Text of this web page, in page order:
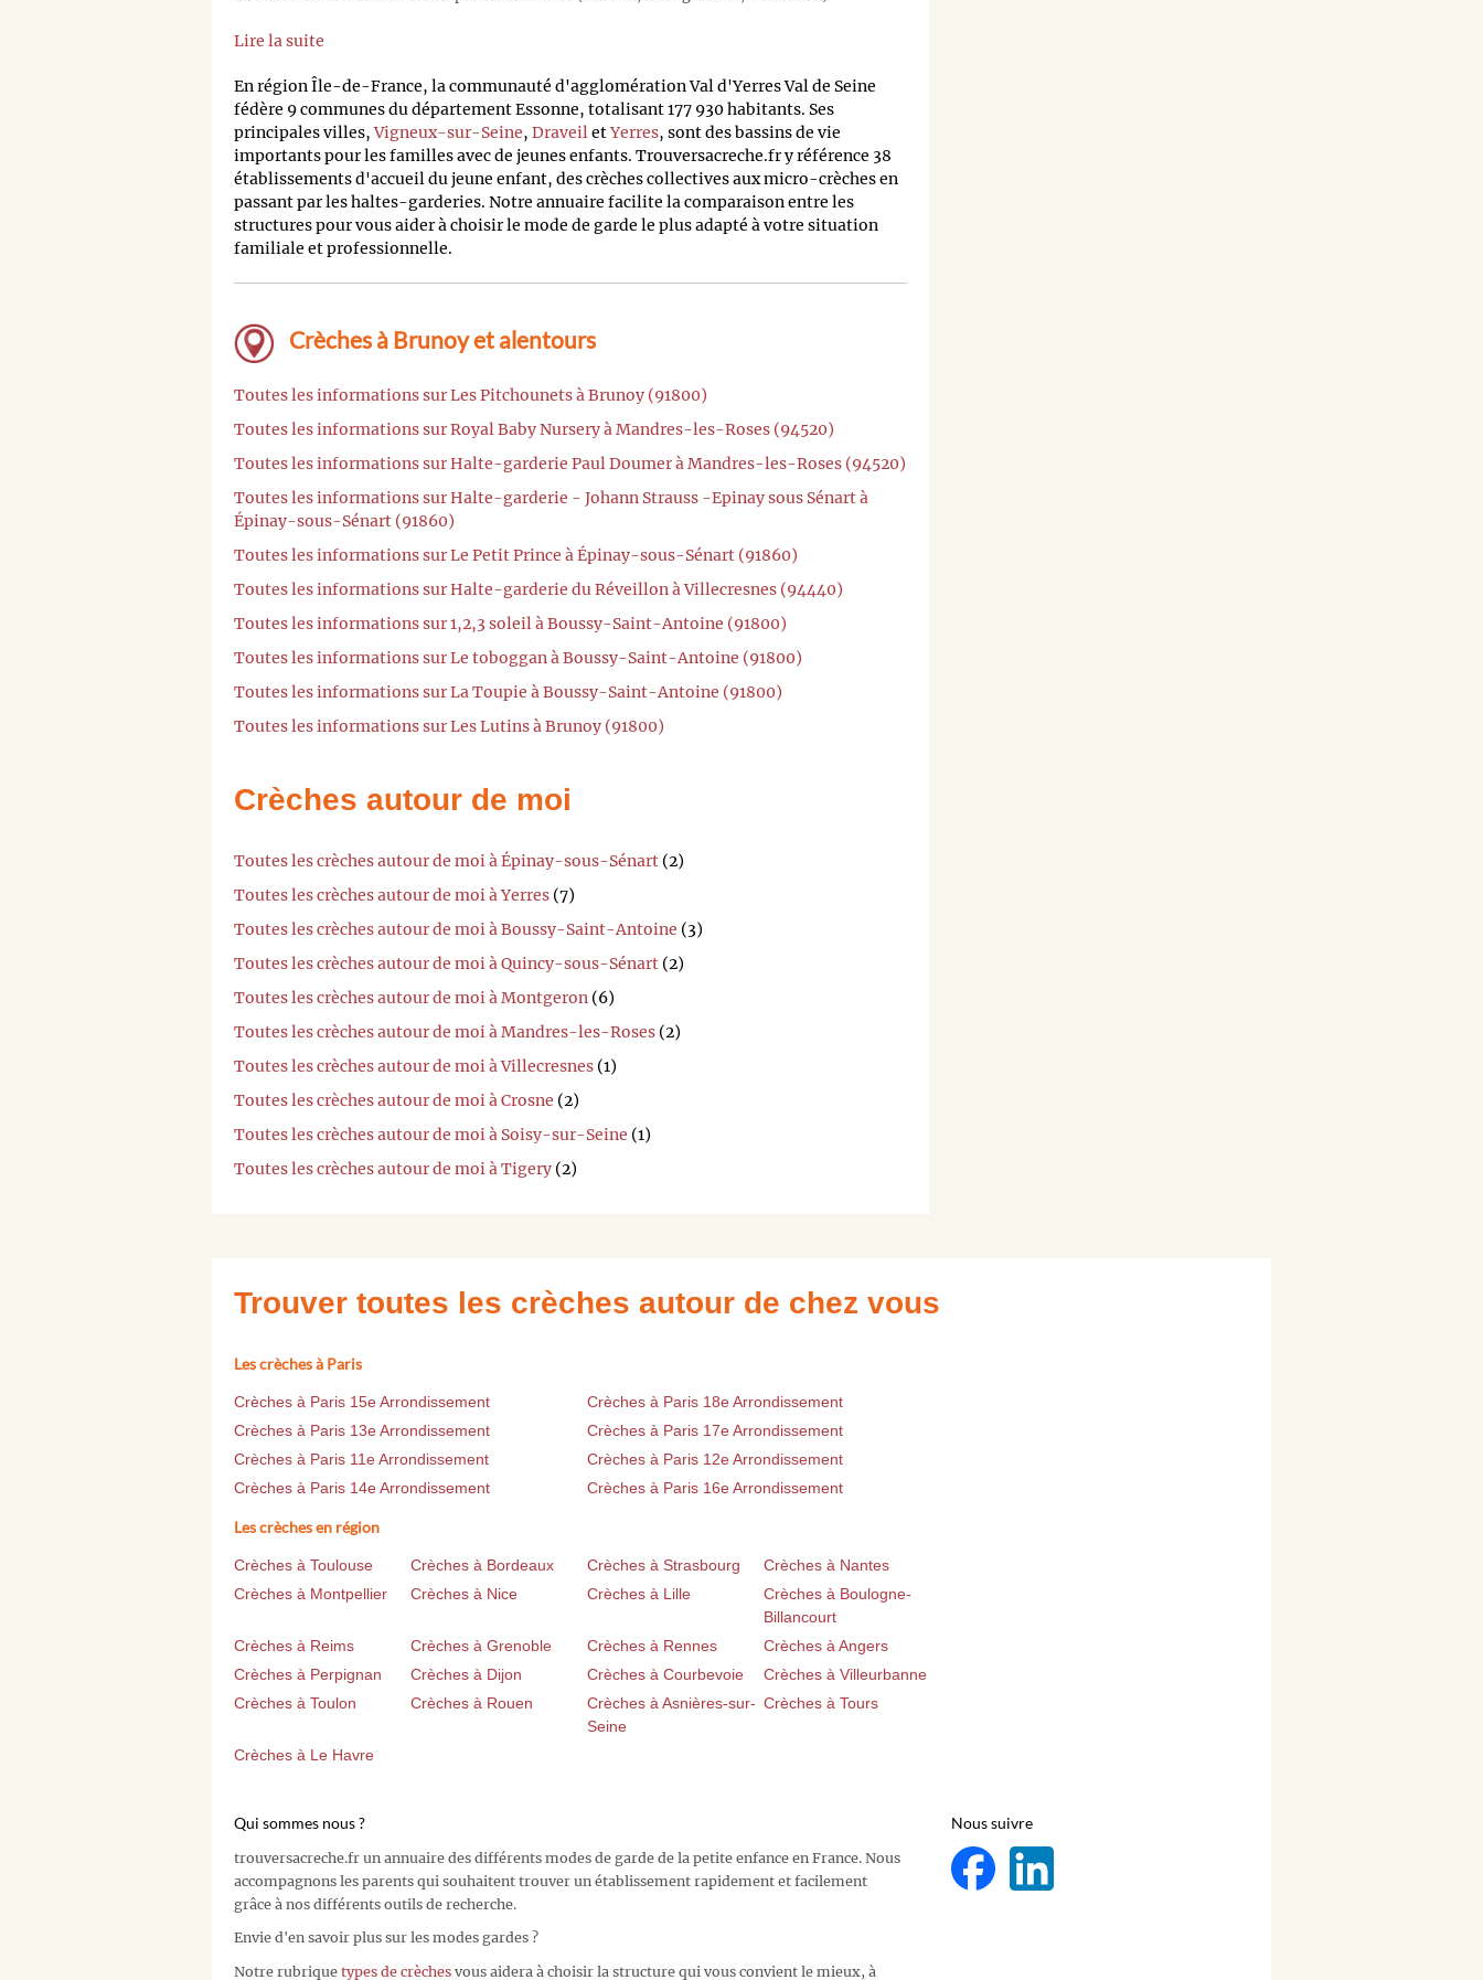
Lire la suite
En région Île-de-France, la communauté d'agglomération Val d'Yerres Val de Seine
fédère 9 communes du département Essonne, totalisant 177 930 habitants. Ses
principales villes,Vigneux-sur-Seine, DraveiletYerres, sont des bassins de vie
importants pour les familles avec de jeunes enfants. Trouversacreche.fr y référence 38
établissements d'accueil du jeune enfant, des crèches collectives aux micro-crèches en
passant par les haltes-garderies. Notre annuaire facilite la comparaison entre les
structures pour vous aider à choisir le mode de garde le plus adapté à votre situation
familiale et professionnelle.
Crèches à Brunoy et alentours
Toutes les informations sur Les Pitchounets à Brunoy (91800)
Toutes les informations sur Royal Baby Nursery à Mandres-les-Roses (94520)
Toutes les informations sur Halte-garderie Paul Doumer à Mandres-les-Roses (94520)
Toutes les informations sur Halte-garderie - Johann Strauss -Epinay sous Sénart à
Épinay-sous-Sénart (91860)
Toutes les informations sur Le Petit Prince à Épinay-sous-Sénart (91860)
Toutes les informations sur Halte-garderie du Réveillon à Villecresnes (94440)
Toutes les informations sur 1,2,3 soleil à Boussy-Saint-Antoine (91800)
Toutes les informations sur Le toboggan à Boussy-Saint-Antoine (91800)
Toutes les informations sur La Toupie à Boussy-Saint-Antoine (91800)
Toutes les informations sur Les Lutins à Brunoy (91800)
Crèches autour de moi
Toutes les crèches autour de moi à Épinay-sous-Sénart (2)
Toutes les crèches autour de moi à Yerres (7)
Toutes les crèches autour de moi à Boussy-Saint-Antoine (3)
Toutes les crèches autour de moi à Quincy-sous-Sénart (2)
Toutes les crèches autour de moi à Montgeron (6)
Toutes les crèches autour de moi à Mandres-les-Roses (2)
Toutes les crèches autour de moi à Villecresnes (1)
Toutes les crèches autour de moi à Crosne (2)
Toutes les crèches autour de moi à Soisy-sur-Seine (1)
Toutes les crèches autour de moi à Tigery (2)
Trouver toutes les crèches autour de chez vous
Les crèches à Paris
Crèches à Paris 15e Arrondissement
Crèches à Paris 18e Arrondissement
Crèches à Paris 13e Arrondissement
Crèches à Paris 17e Arrondissement
Crèches à Paris 11e Arrondissement
Crèches à Paris 12e Arrondissement
Crèches à Paris 14e Arrondissement
Crèches à Paris 16e Arrondissement
Les crèches en région
Crèches à Toulouse Crèches à Bordeaux Crèches à Strasbourg
Crèches à Nantes
Crèches à Montpellier
Crèches à Nice Crèches à Lille
Crèches à Boulogne-
Billancourt
Crèches à Reims
Crèches à Grenoble Crèches à Rennes
Crèches à Angers
Crèches à Perpignan
Crèches à Dijon Crèches à Courbevoie
Crèches à Villeurbanne
Crèches à Toulon
Crèches à Rouen
Crèches à Asnières-sur-
Seine
Crèches à Tours
Crèches à Le Havre
Qui sommes nous ?
trouversacreche.fr un annuaire des différents modes de garde de la petite enfance en France. Nous
accompagnons les parents qui souhaitent trouver un établissement rapidement et facilement
grâce à nos différents outils de recherche.
Envie d'en savoir plus sur les modes gardes ?
Notre rubrique types de crèches vous aidera à choisir la structure qui vous convient le mieux, à
Nous suivre